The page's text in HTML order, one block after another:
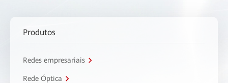
Produtos
Redes empresariais
Rede Óptica